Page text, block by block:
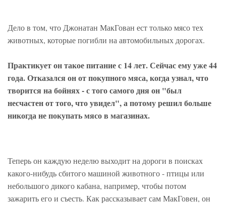
Дело в том, что Джонатан МакГован ест только мясо тех
животных, которые погибли на автомобильных дорогах.
Практикует он такое питание с 14 лет. Сейчас ему уже 44
года. Отказался он от покупного мяса, когда узнал, что
творится на бойнях - с того самого дня он "был
несчастен от того, что увидел", а потому решил больше
никогда не покупать мясо в магазинах.
Теперь он каждую неделю выходит на дороги в поисках
какого-нибудь сбитого машиной животного - птицы или
небольшого дикого кабана, например, чтобы потом
зажарить его и съесть. Как рассказывает сам МакГовен, он